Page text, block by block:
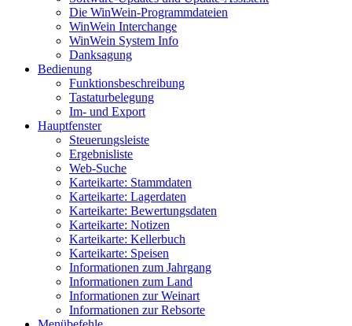
Die WinWein-Programmdateien
WinWein Interchange
WinWein System Info
Danksagung
Bedienung
Funktionsbeschreibung
Tastaturbelegung
Im- und Export
Hauptfenster
Steuerungsleiste
Ergebnisliste
Web-Suche
Karteikarte: Stammdaten
Karteikarte: Lagerdaten
Karteikarte: Bewertungsdaten
Karteikarte: Notizen
Karteikarte: Kellerbuch
Karteikarte: Speisen
Informationen zum Jahrgang
Informationen zum Land
Informationen zur Weinart
Informationen zur Rebsorte